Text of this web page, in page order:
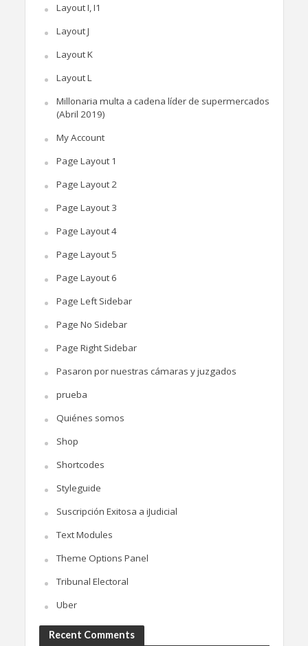
Layout I, I1
Layout J
Layout K
Layout L
Millonaria multa a cadena líder de supermercados
(Abril 2019)
My Account
Page Layout 1
Page Layout 2
Page Layout 3
Page Layout 4
Page Layout 5
Page Layout 6
Page Left Sidebar
Page No Sidebar
Page Right Sidebar
Pasaron por nuestras cámaras y juzgados
prueba
Quiénes somos
Shop
Shortcodes
Styleguide
Suscripción Exitosa a iJudicial
Text Modules
Theme Options Panel
Tribunal Electoral
Uber
Recent Comments